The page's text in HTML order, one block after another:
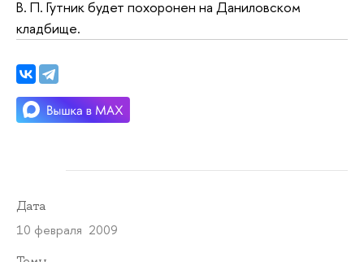
В. П. Гутник будет похоронен на Даниловском
кладбище.
Дата
10 февраля 2009